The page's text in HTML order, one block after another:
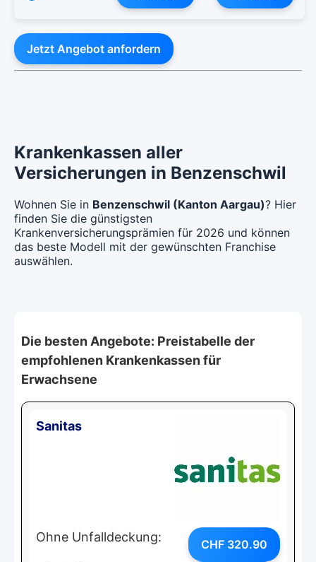
Jetzt Angebot anfordern
Krankenkassen aller
Versicherungen in Benzenschwil
Wohnen Sie in Benzenschwil (Kanton Aargau)? Hier
finden Sie die günstigsten
Krankenversicherungsprämien für 2026 und können
das beste Modell mit der gewünschten Franchise
auswählen.
Die besten Angebote: Preistabelle der
empfohlenen Krankenkassen für
Erwachsene
Sanitas
Ohne Unfalldeckung: CHF 320.90